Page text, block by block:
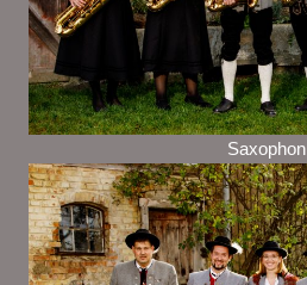
Saxophon